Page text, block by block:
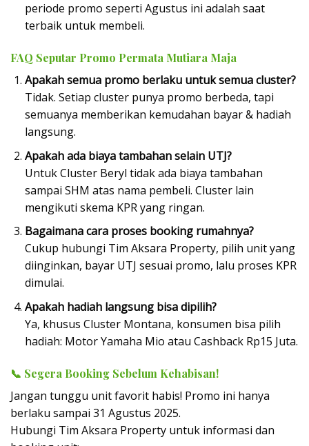
periode promo seperti Agustus ini adalah saat
terbaik untuk membeli.
FAQ Seputar Promo Permata Mutiara Maja
Apakah semua promo berlaku untuk semua cluster?
Tidak. Setiap cluster punya promo berbeda, tapi
semuanya memberikan kemudahan bayar & hadiah
langsung.
Apakah ada biaya tambahan selain UTJ?
Untuk Cluster Beryl tidak ada biaya tambahan
sampai SHM atas nama pembeli. Cluster lain
mengikuti skema KPR yang ringan.
Bagaimana cara proses booking rumahnya?
Cukup hubungi Tim Aksara Property, pilih unit yang
diinginkan, bayar UTJ sesuai promo, lalu proses KPR
dimulai.
Apakah hadiah langsung bisa dipilih?
Ya, khusus Cluster Montana, konsumen bisa pilih
hadiah: Motor Yamaha Mio atau Cashback Rp15 Juta.
📞 Segera Booking Sebelum Kehabisan!
Jangan tunggu unit favorit habis! Promo ini hanya
berlaku sampai 31 Agustus 2025.
Hubungi Tim Aksara Property untuk informasi dan